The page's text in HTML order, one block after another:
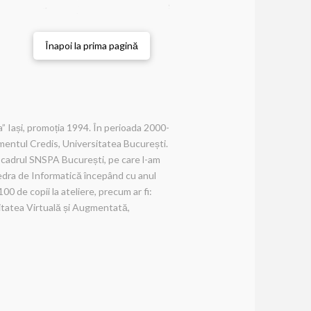
Înapoi la prima pagină
Iași, promoția 1994. În perioada 2000-
Credis, Universitatea București.
SNSPA București, pe care l-am
de Informatică începând cu anul
de copii la ateliere, precum ar fi:
Virtuală și Augmentată,